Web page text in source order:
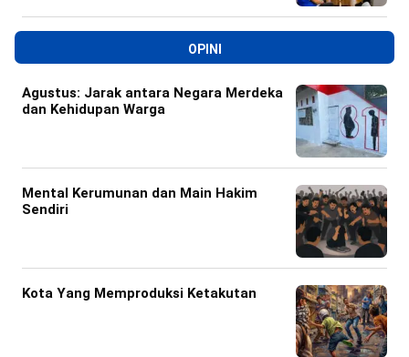
OPINI
Agustus: Jarak antara Negara Merdeka
dan Kehidupan Warga
Mental Kerumunan dan Main Hakim
Sendiri
Kota Yang Memproduksi Ketakutan